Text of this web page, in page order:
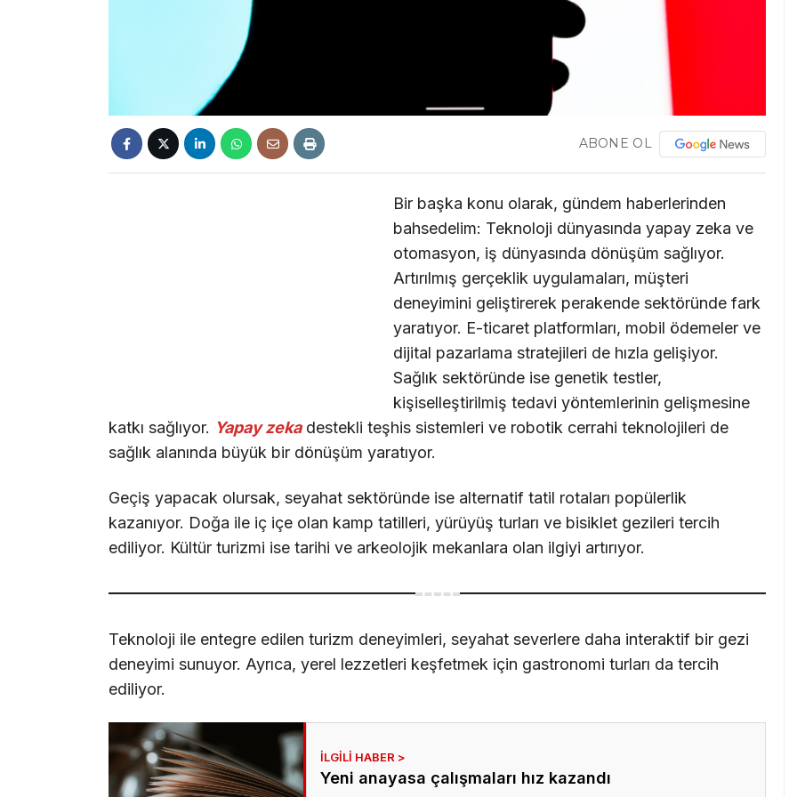
ABONE OL
Bir başka konu olarak, gündem haberlerinden
bahsedelim: Teknoloji dünyasında yapay zeka ve
otomasyon, iş dünyasında dönüşüm sağlıyor.
Artırılmış gerçeklik uygulamaları, müşteri
deneyimini geliştirerek perakende sektöründe fark
yaratıyor. E-ticaret platformları, mobil ödemeler ve
dijital pazarlama stratejileri de hızla gelişiyor.
Sağlık sektöründe ise genetik testler,
kişiselleştirilmiş tedavi yöntemlerinin gelişmesine
katkı sağlıyor. Yapay zekadestekli teşhis sistemleri ve robotik cerrahi teknolojileri de
sağlık alanında büyük bir dönüşüm yaratıyor.
Geçiş yapacak olursak, seyahat sektöründe ise alternatif tatil rotaları popülerlik
kazanıyor. Doğa ile iç içe olan kamp tatilleri, yürüyüş turları ve bisiklet gezileri tercih
ediliyor. Kültür turizmi ise tarihi ve arkeolojik mekanlara olan ilgiyi artırıyor.
Teknoloji ile entegre edilen turizm deneyimleri, seyahat severlere daha interaktif bir gezi
deneyimi sunuyor. Ayrıca, yerel lezzetleri keşfetmek için gastronomi turları da tercih
ediliyor.
Yeni anayasa çalışmaları hız kazandı